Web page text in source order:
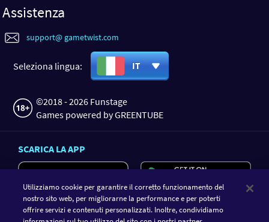
Assistenza
support@ gametwist.com
Seleziona lingua: IT
©2018 - 2026 Funstage
Games powered by GREENTUBE
SCARICA LA APP
Utilizziamo cookie per garantire il corretto funzionamento del
nostro sito web, per migliorarne la performance e per poterti
offrire servizi e contenuti personalizzati. Inoltre, condividiamo